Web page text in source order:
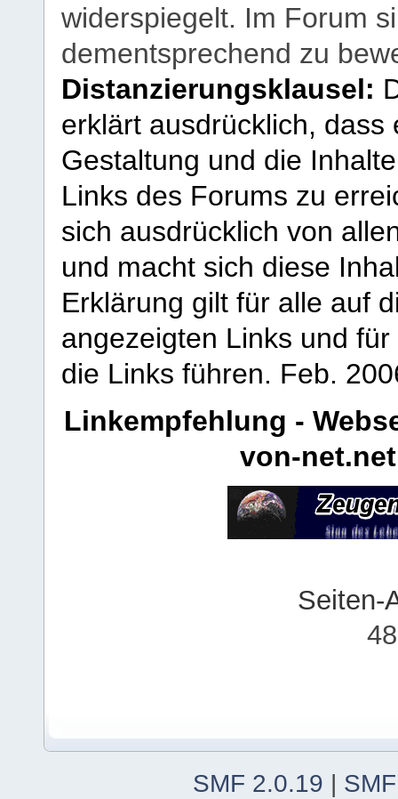
widerspiegelt. Im Forum
dementsprechend zu
Distanzierungsklausel:
erklärt ausdrücklich,
Gestaltung und die
Links des Forums zu
sich ausdrücklich von
und macht sich diese
Erklärung gilt für alle auf
angezeigten Links und
die Links führen. Feb.
Linkempfehlung -
von-net.net
Seiten-
SMF 2.0.19 |